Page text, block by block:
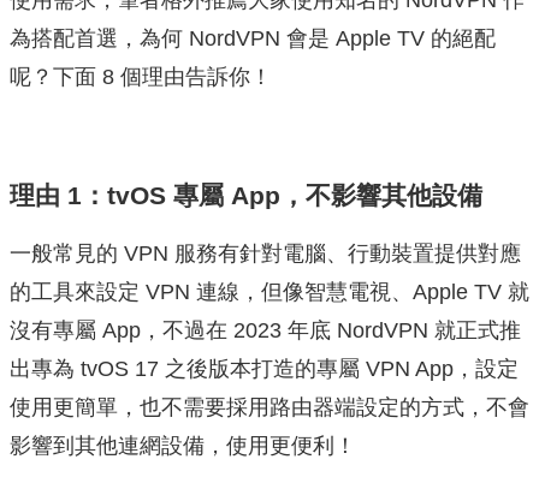
為搭配首選，為何 NordVPN 會是 Apple TV 的絕配
呢？下面 8 個理由告訴你！
理由 1：tvOS 專屬 App，不影響其他設備
一般常見的 VPN 服務有針對電腦、行動裝置提供對應
的工具來設定 VPN 連線，但像智慧電視、Apple TV 就
沒有專屬 App，不過在 2023 年底 NordVPN 就正式推
出專為 tvOS 17 之後版本打造的專屬 VPN App，設定
使用更簡單，也不需要採用路由器端設定的方式，不會
影響到其他連網設備，使用更便利！